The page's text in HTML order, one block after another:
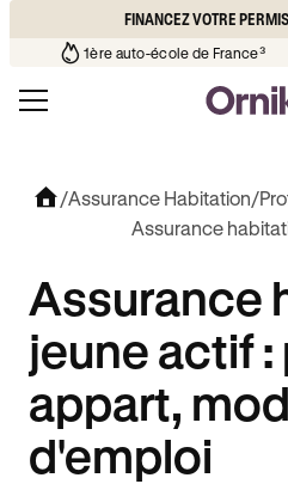
FINANCEZ VOTRE
votre quartier¹ 1ère auto-
/Assurance Habitation/
Assurance
Assurance
jeune actif
appart,
d'emploi